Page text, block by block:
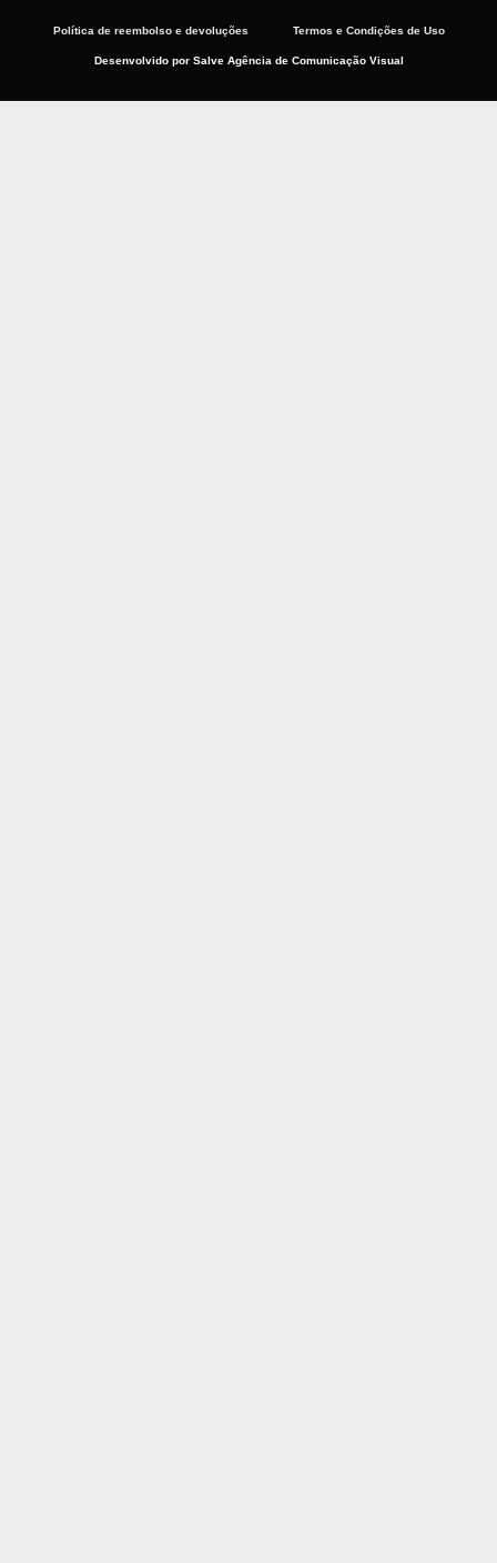
Política de reembolso e devoluções Termos e Condições de Uso
Desenvolvido por Salve Agência de Comunicação Visual